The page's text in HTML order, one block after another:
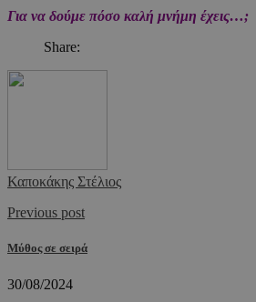
Για να δούμε πόσο καλή μνήμη έχεις…;
Share:
Καποκάκης Στέλιος
Previous post
Μύθος σε σειρά
30/08/2024